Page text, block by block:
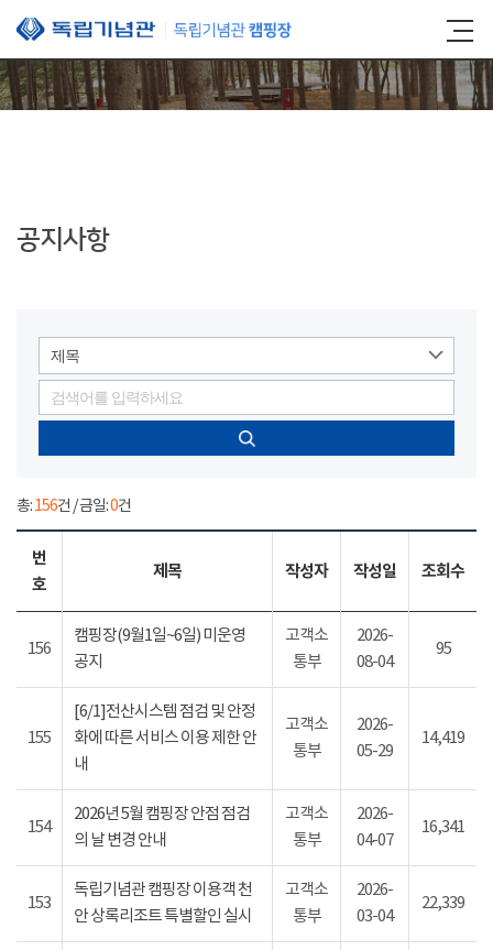
본문 바로가기
공지사항
제목
총:156건 / 금일:0건
번
호
제목 작성자 작성일 조회수
156
캠핑장(9월1일~6일) 미운영
공지
고객소
통부
2026-
08-04
95
155
[6/1]전산시스템 점검 및 안정
화에 따른 서비스 이용 제한 안
내
고객소
통부
2026-
05-29
14,419
154
2026년 5월 캠핑장 안점 점검
의 날 변경 안내
고객소
통부
2026-
04-07
16,341
153
독립기념관 캠핑장 이용객 천
안 상록리조트 특별할인 실시
고객소
통부
2026-
03-04
22,339